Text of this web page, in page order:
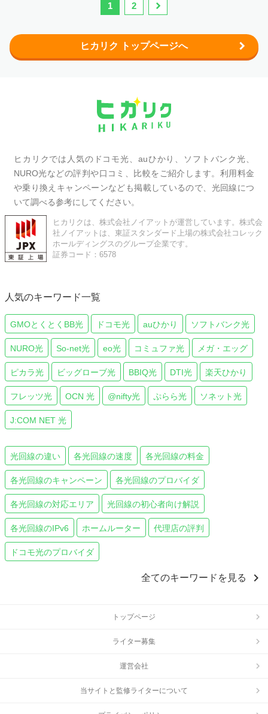
1 2
ヒカリク トップページへ
ヒカリクでは人気のドコモ光、auひかり、ソフトバンク光、
NURO光などの評判や口コミ、比較をご紹介します。利用料金
や乗り換えキャンペーンなども掲載しているので、光回線につ
いて調べる参考にしてください。
ヒカリクは、株式会社ノイアットが運営しています。株式会
社ノイアットは、東証スタンダード上場の株式会社コレック
ホールディングスのグループ企業です。
証券コード：6578
人気のキーワード一覧
GMOとくとくBB光 ドコモ光 auひかり ソフトバンク光
NURO光 So-net光 eo光 コミュファ光 メガ・エッグ
ピカラ光 ビッグローブ光 BBIQ光 DTI光 楽天ひかり
フレッツ光 OCN 光 @nifty光 ぷらら光 ソネット光
J:COM NET 光
光回線の違い 各光回線の速度 各光回線の料金
各光回線のキャンペーン 各光回線のプロバイダ
各光回線の対応エリア 光回線の初心者向け解説
各光回線のIPv6 ホームルーター 代理店の評判
ドコモ光のプロバイダ
全てのキーワードを見る chevron_right
トップページ
ライター募集
運営会社
当サイトと監修ライターについて